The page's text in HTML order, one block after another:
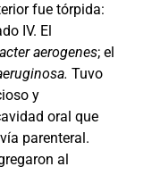
fue tórpida:
IV. El
aerogenes; el
Tuvo
y
oral que
parenteral.
al